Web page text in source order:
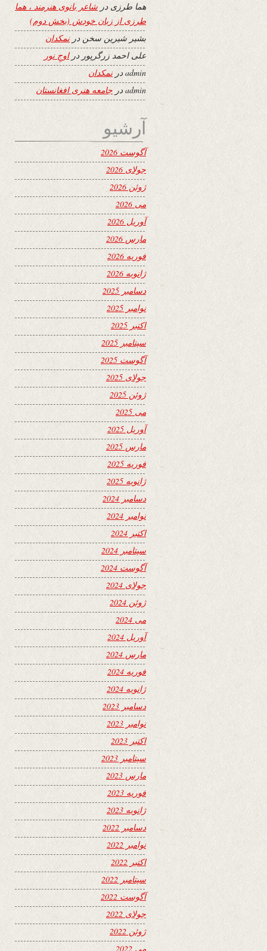
هما طرزی در شاعر بانوی هنرمند ، هما
طرزی از زبان خودش (بخش دوم)
بشیر شیرین سخن درنمکدان
علی احمد زرگرپور دراوجِ نور
adminدرنمکدان
admin در جامعه هنری افغانستان
آرشیو
آگوست 2026
جولای 2026
ژوئن 2026
می 2026
آوریل 2026
مارس 2026
فوریه 2026
ژانویه 2026
دسامبر 2025
نوامبر 2025
اکتبر 2025
سپتامبر 2025
آگوست 2025
جولای 2025
ژوئن 2025
می 2025
آوریل 2025
مارس 2025
فوریه 2025
ژانویه 2025
دسامبر 2024
نوامبر 2024
اکتبر 2024
سپتامبر 2024
آگوست 2024
جولای 2024
ژوئن 2024
می 2024
آوریل 2024
مارس 2024
فوریه 2024
ژانویه 2024
دسامبر 2023
نوامبر 2023
اکتبر 2023
سپتامبر 2023
مارس 2023
فوریه 2023
ژانویه 2023
دسامبر 2022
نوامبر 2022
اکتبر 2022
سپتامبر 2022
آگوست 2022
جولای 2022
ژوئن 2022
می 2022